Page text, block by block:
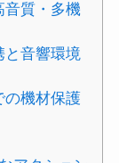
音質・多機
と音響環境
の機材保護